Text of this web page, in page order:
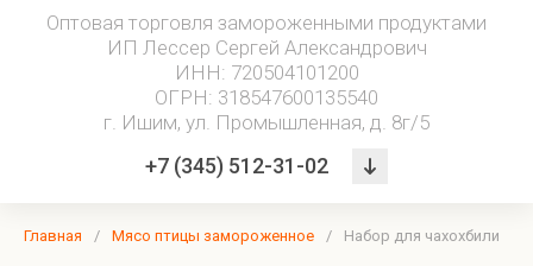
Оптовая торговля замороженными продуктами
ИП Лессер Сергей Александрович
ИНН: 720504101200
ОГРН: 318547600135540
г. Ишим, ул. Промышленная, д. 8г/5
+7 (345) 512-31-02
Купино
Тюменское
блюда
Пельмени
Тесто,
дрожжи
Пирожные
Донаты
Рыбные
морепродукты
Масло
Маргарин
Волга
Айс
Гаджиев
штучка
Главная / Мясо птицы замороженное / Набор для чахохбили